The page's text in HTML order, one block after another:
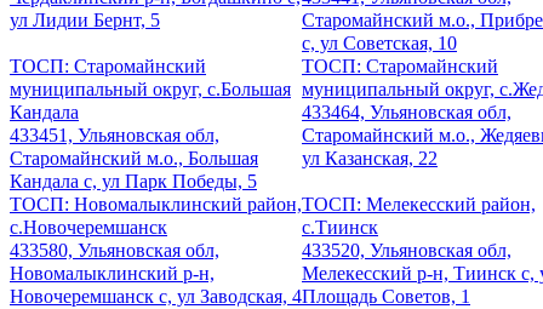
ул Лидии Бернт, 5
Старомайнский м.о.,
с, ул Советская, 10
ТОСП: Старомайнский
муниципальный округ, с.Большая
Кандала
433451, Ульяновская обл,
Старомайнский м.о., Большая
Кандала с, ул Парк Победы, 5
ТОСП: Старомайнский
муниципальный округ,
433464, Ульяновская обл,
Старомайнский м.о.,
ул Казанская, 22
ТОСП: Новомалыклинский район,
с.Новочеремшанск
433580, Ульяновская обл,
Новомалыклинский р-н,
Новочеремшанск с, ул Заводская, 4
ТОСП: Мелекесский район,
с.Тиинск
433520, Ульяновская обл,
Мелекесский р-н, Тиинск с,
Площадь Советов, 1